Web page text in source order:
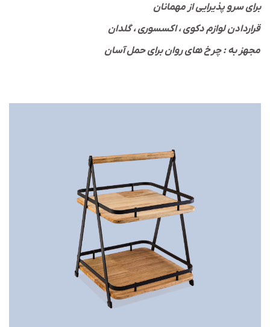
برای سرو پذیرایی از مهمانان
قراردادن لوازم دکوی ، اکسسوری ، گلدان